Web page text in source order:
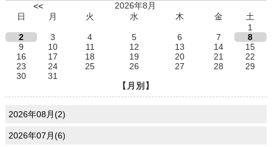
<<
2026年8月
日
月 火 水 木 金
土
1
2
3 4 5 6 7
8
9
10 11 12 13 14
15
16
17 18 19 20 21
22
23
24 25 26 27 28
29
30
31
【月別】
2026年08月(2)
2026年07月(6)